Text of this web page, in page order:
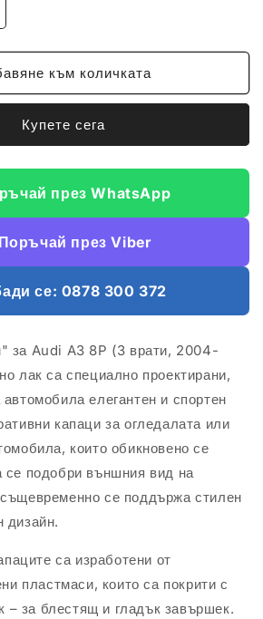
към количката
Купете сега
през WhatsApp
Поръчай през Viber
се: 0878 300 372
за Audi A3 8P (3 врати, 2004-
лак са специално проектирани,
елегантен и спортен
капаци за огледалата или
които обикновено се
се подобри външния вид на
се поддържа стилен
дизайн.
са изработени от
пластмаси, които са покрити с
– за блестящ и гладък завършек.